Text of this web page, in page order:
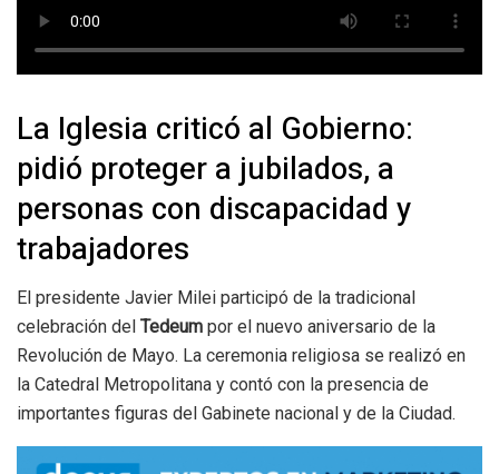
La Iglesia criticó al Gobierno:
pidió proteger a jubilados, a
personas con discapacidad y
trabajadores
El presidente Javier Milei participó de la tradicional
celebración del Tedeum por el nuevo aniversario de la
Revolución de Mayo. La ceremonia religiosa se realizó en
la Catedral Metropolitana y contó con la presencia de
importantes figuras del Gabinete nacional y de la Ciudad.